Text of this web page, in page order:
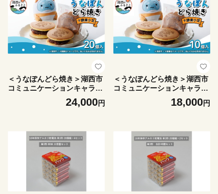
＜うなぽんどら焼き＞湖西市
コミュニケーションキャラク
ター 20個入【1719911】
24,000円
＜うなぽんどら焼き＞湖西市
コミュニケーションキャラク
ター 10個入【1740442】
18,000円